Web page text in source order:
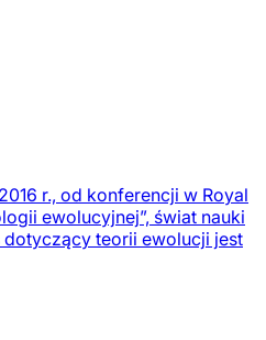
r., od konferencji w Royal
ewolucyjnej”, świat nauki
dotyczący teorii ewolucji jest